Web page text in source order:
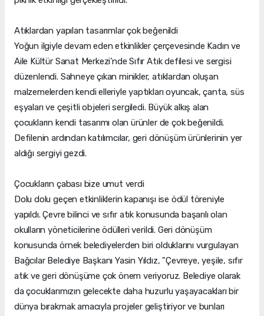
Atıklardan yapılan tasarımlar çok beğenildi
Yoğun ilgiyle devam eden etkinlikler çerçevesinde Kadın ve
Aile Kültür Sanat Merkezi’nde Sıfır Atık defilesi ve sergisi
düzenlendi. Sahneye çıkan minikler, atıklardan oluşan
malzemelerden kendi elleriyle yaptıkları oyuncak, çanta, süs
eşyaları ve çeşitli objeleri sergiledi. Büyük alkış alan
çocukların kendi tasarımı olan ürünler de çok beğenildi.
Defilenin ardından katılımcılar, geri dönüşüm ürünlerinin yer
aldığı sergiyi gezdi.
Çocukların çabası bize umut verdi
Dolu dolu geçen etkinliklerin kapanışı ise ödül töreniyle
yapıldı. Çevre bilinci ve sıfır atık konusunda başarılı olan
okulların yöneticilerine ödülleri verildi. Geri dönüşüm
konusunda örnek belediyelerden biri olduklarını vurgulayan
Bağcılar Belediye Başkanı Yasin Yıldız, "Çevreye, yeşile, sıfır
atık ve geri dönüşüme çok önem veriyoruz. Belediye olarak
da çocuklarımızın gelecekte daha huzurlu yaşayacakları bir
dünya bırakmak amacıyla projeler geliştiriyor ve bunları